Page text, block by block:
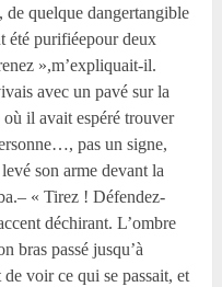
de quelque dangertangible
été purifiéepour deux
»,m’expliquait-il.
avec un pavé sur la
il avait espéré trouver
pas un signe,
son arme devant la
« Tirez ! Défendez-
déchirant. L’ombre
bras passé jusqu’à
de voir ce qui se passait, et